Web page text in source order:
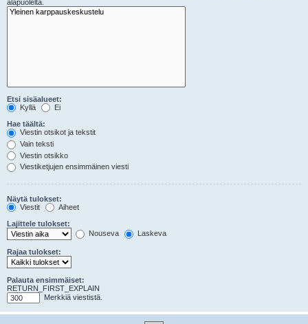
alapuolelta.
Etsi sisäalueet:
Kyllä
Ei
Hae täältä:
Viestin otsikot ja tekstit
Vain teksti
Viestin otsikko
Viestiketjujen ensimmäinen viesti
Näytä tulokset:
Viestit
Aiheet
Lajittele tulokset:
Nouseva
Laskeva
Rajaa tulokset:
Palauta ensimmäiset:
RETURN_FIRST_EXPLAIN
Merkkiä viestistä.